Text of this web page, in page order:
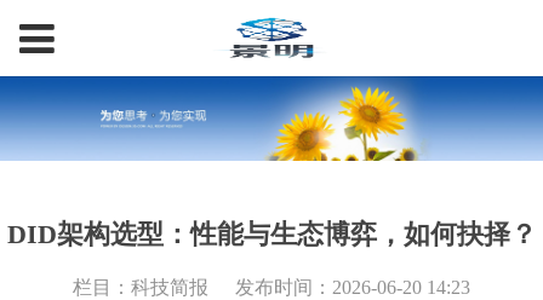
DID架构选型：性能与生态博弈，如何抉择？
栏目：科技简报 发布时间：2026-06-20 14:23